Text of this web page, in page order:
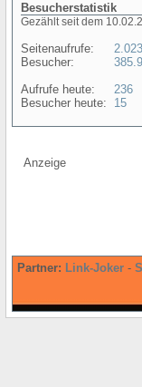
Besucherstatistik
Gezählt seit dem
Seitenaufrufe:
Besucher:
Aufrufe heute:
Besucher heute:
236
15
Anzeige
Partner: Link-Joker -